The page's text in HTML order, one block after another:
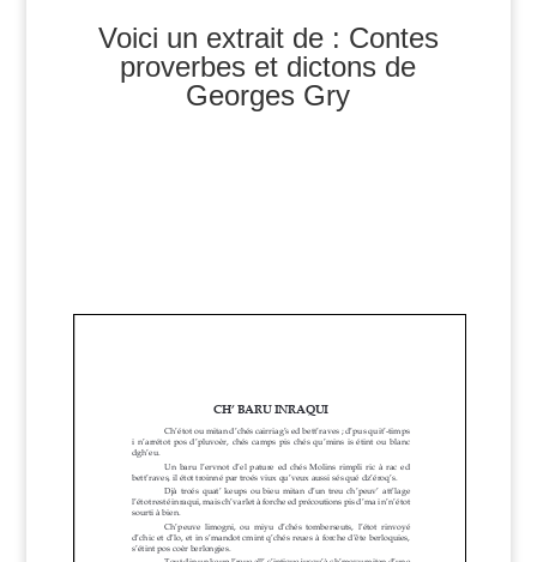
Voici un extrait de : Contes
proverbes et dictons de
Georges Gry